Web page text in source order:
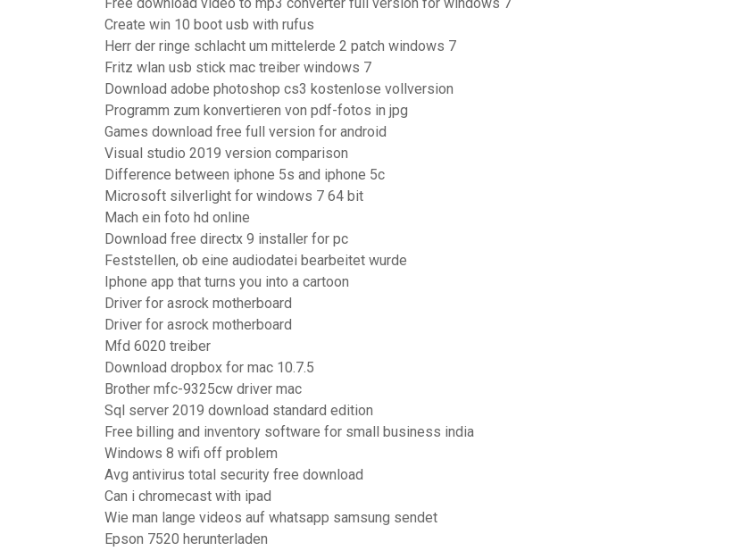
Create win 10 boot usb with rufus
Herr der ringe schlacht um mittelerde 2 patch windows 7
Fritz wlan usb stick mac treiber windows 7
Download adobe photoshop cs3 kostenlose vollversion
Programm zum konvertieren von pdf-fotos in jpg
Games download free full version for android
Visual studio 2019 version comparison
Difference between iphone 5s and iphone 5c
Microsoft silverlight for windows 7 64 bit
Mach ein foto hd online
Download free directx 9 installer for pc
Feststellen, ob eine audiodatei bearbeitet wurde
Iphone app that turns you into a cartoon
Driver for asrock motherboard
Driver for asrock motherboard
Mfd 6020 treiber
Download dropbox for mac 10.7.5
Brother mfc-9325cw driver mac
Sql server 2019 download standard edition
Free billing and inventory software for small business india
Windows 8 wifi off problem
Avg antivirus total security free download
Can i chromecast with ipad
Wie man lange videos auf whatsapp samsung sendet
Epson 7520 herunterladen